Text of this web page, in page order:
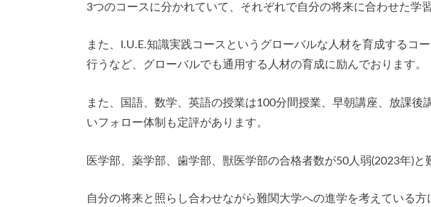
3つのコースに分かれていて、それぞれで自分の将来に合わせた学
また、I.U.E.知識実践コースというグローバルな人材を育成するコ
行うなど、グローバルでも通用する人材の育成に励んでおります。
また、国語、数学、英語の授業は100分間授業、早朝講座、放課後
いフォロー体制も定評があります。
医学部、薬学部、歯学部、獣医学部の合格者数が50人弱(2023年)と
自分の将来と照らし合わせながら難関大学への進学を考えている方